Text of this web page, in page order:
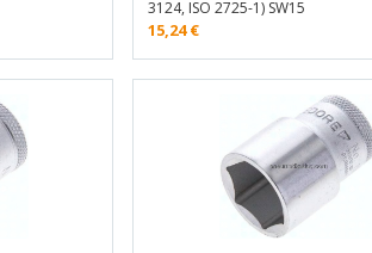
3124, ISO 2725-1) SW15
15,24€